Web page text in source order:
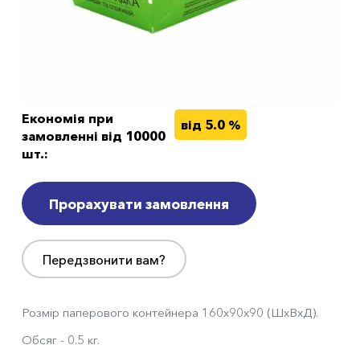
Економія при
замовленні від 10000
шт.:
від 5.0 %
Прорахувати замовлення
Передзвонити вам?
Розмір паперового контейнера 160х90х90 (ШхВхД).
Обсяг - 0.5 кг.